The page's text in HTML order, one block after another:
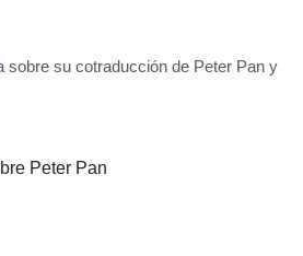
sobre su cotraducción de Peter Pan y
Peter Pan